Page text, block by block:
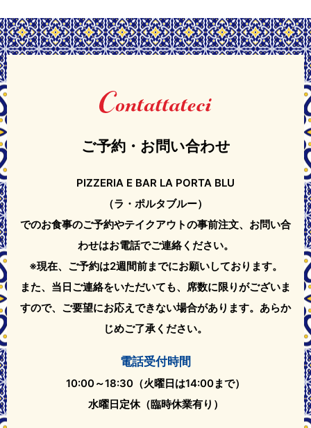
ご予約・お問い合わせ
PIZZERIA E BAR LA PORTA BLU
（ラ・ポルタブルー）
でのお食事のご予約やテイクアウトの事前注文、お問い合
わせはお電話でご連絡ください。
※現在、ご予約は2週間前までにお願いしております。
また、当日ご連絡をいただいても、席数に限りがございま
すので、ご要望にお応えできない場合があります。 あらか
じめご了承ください。
電話受付時間
10:00～18:30（火曜日は14:00まで）
水曜日定休（臨時休業有り）